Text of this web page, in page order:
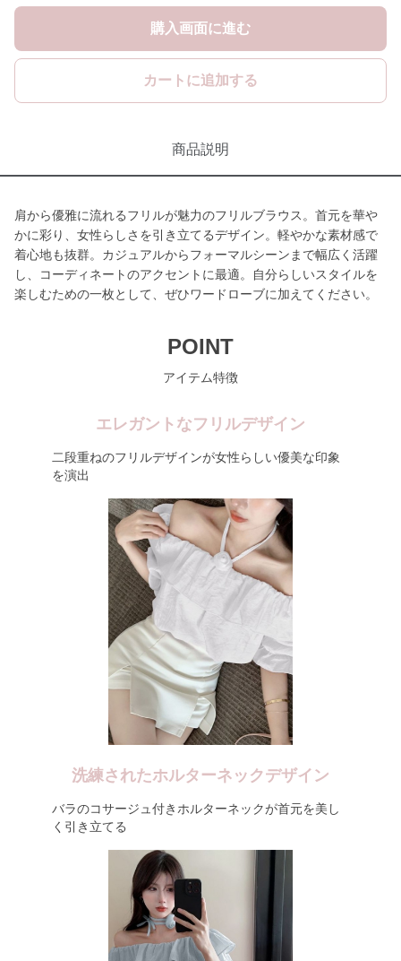
購入画面に進む
カートに追加する
商品説明
肩から優雅に流れるフリルが魅力のフリルブラウス。首元を華や
かに彩り、女性らしさを引き立てるデザイン。軽やかな素材感で
着心地も抜群。カジュアルからフォーマルシーンまで幅広く活躍
し、コーディネートのアクセントに最適。自分らしいスタイルを
楽しむための一枚として、ぜひワードローブに加えてください。
POINT
アイテム特徴
エレガントなフリルデザイン
二段重ねのフリルデザインが女性らしい優美な印象
を演出
洗練されたホルターネックデザイン
バラのコサージュ付きホルターネックが首元を美し
く引き立てる